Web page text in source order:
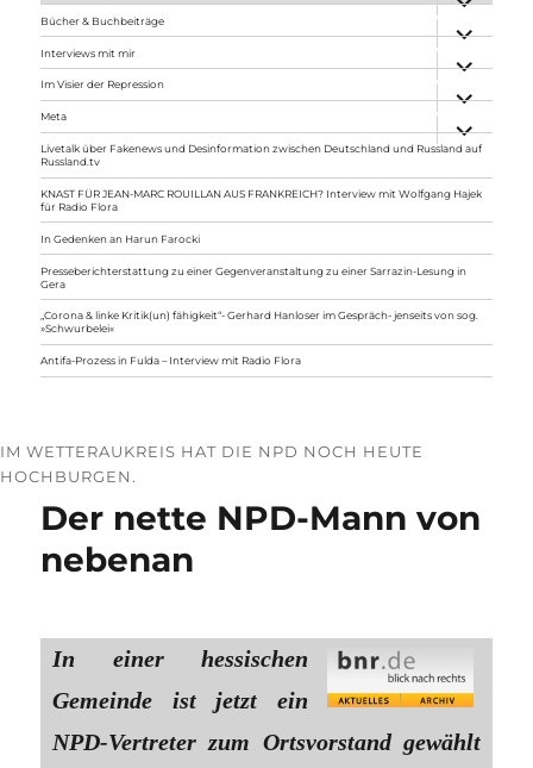
anzeigen
Bücher & Buchbeiträge
anzeigen
Interviews mit mir
anzeigen
Im Visier der Repression
anzeigen
Meta
anzeigen
Livetalk über Fakenews und Desinformation zwischen Deutschland und Russland auf
Russland.tv
KNAST FÜR JEAN-MARC ROUILLAN AUS FRANKREICH? Interview mit Wolfgang Hajek
für Radio Flora
In Gedenken an Harun Farocki
Presseberichterstattung zu einer Gegenveranstaltung zu einer Sarrazin-Lesung in
Gera
„Corona & linke Kritik(un) fähigkeit“- Gerhard Hanloser im Gespräch- jenseits von sog.
»Schwurbelei«
Antifa-Prozess in Fulda – Interview mit Radio Flora
IM WETTERAUKREIS HAT DIE NPD NOCH HEUTE
HOCHBURGEN.
Der nette NPD-Mann von
nebenan
In einer hessischen
Gemeinde ist jetzt ein
NPD-Vertreter zum Ortsvorstand gewählt